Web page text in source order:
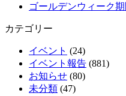
ゴールデンウィーク
カテゴリー
イベント (24)
イベント報告 (881)
お知らせ (80)
未分類 (47)